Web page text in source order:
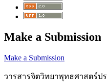
Make a Submission
Make a Submission
วารสารจิตวิทยาพุทธศาสตร์ป